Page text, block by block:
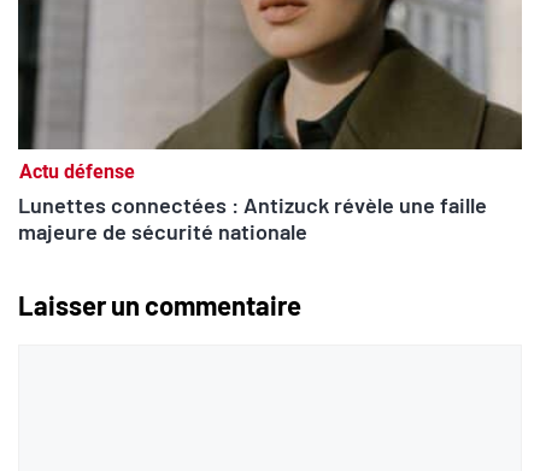
Actu défense
Lunettes connectées : Antizuck révèle une faille
majeure de sécurité nationale
Laisser un commentaire